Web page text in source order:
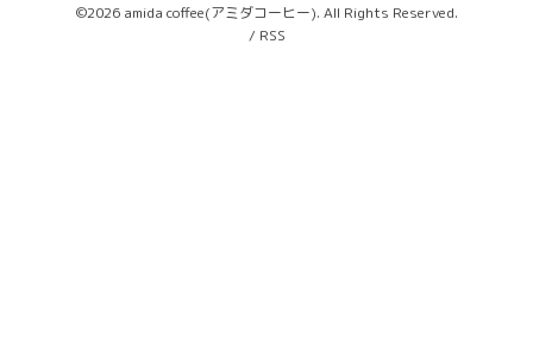
©2026 amida coffee(アミダコーヒー). All Rights Reserved.
/ RSS